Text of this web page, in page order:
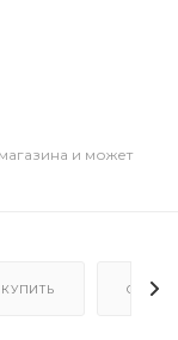
и может